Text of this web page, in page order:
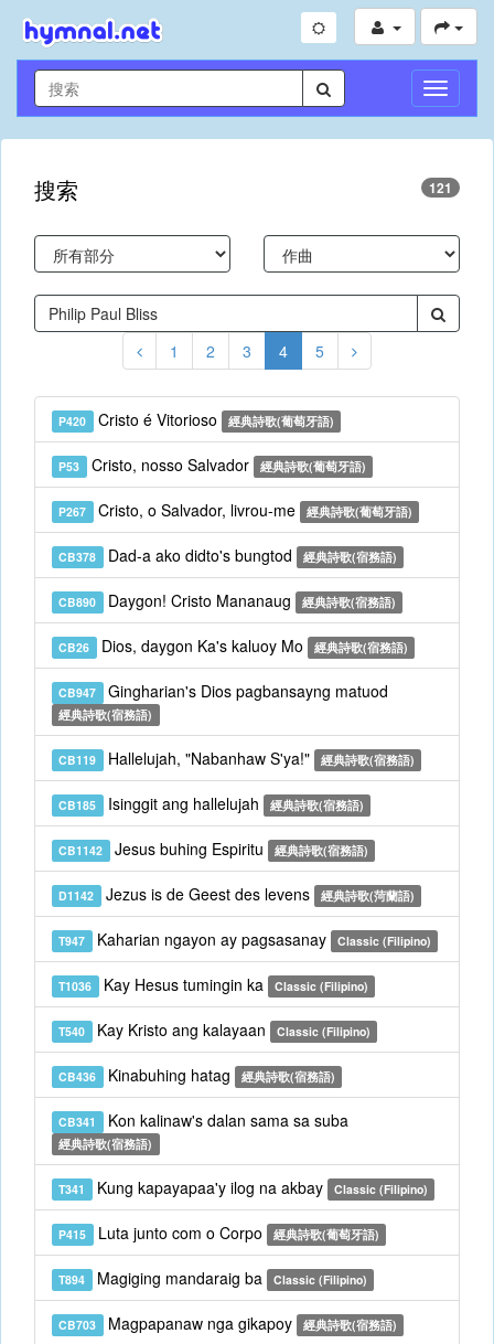
切
換
導
搜索 121
1 2 3 4 5
P420 Cristo é Vitorioso 經典詩歌(葡萄牙語)
P53 Cristo, nosso Salvador 經典詩歌(葡萄牙語)
P267 Cristo, o Salvador, livrou-me 經典詩歌(葡萄牙語)
CB378 Dad-a ako didto's bungtod 經典詩歌(宿務語)
CB890 Daygon! Cristo Mananaug 經典詩歌(宿務語)
CB26 Dios, daygon Ka's kaluoy Mo 經典詩歌(宿務語)
CB947 Gingharian's Dios pagbansayng matuod
經典詩歌(宿務語)
CB119 Hallelujah, "Nabanhaw S'ya!" 經典詩歌(宿務語)
CB185 Isinggit ang hallelujah 經典詩歌(宿務語)
CB1142 Jesus buhing Espiritu 經典詩歌(宿務語)
D1142 Jezus is de Geest des levens 經典詩歌(菏蘭語)
T947 Kaharian ngayon ay pagsasanay Classic (Filipino)
T1036 Kay Hesus tumingin ka Classic (Filipino)
T540 Kay Kristo ang kalayaan Classic (Filipino)
CB436 Kinabuhing hatag 經典詩歌(宿務語)
CB341 Kon kalinaw's dalan sama sa suba
經典詩歌(宿務語)
T341 Kung kapayapaa'y ilog na akbay Classic (Filipino)
P415 Luta junto com o Corpo 經典詩歌(葡萄牙語)
T894 Magiging mandaraig ba Classic (Filipino)
CB703 Magpapanaw nga gikapoy 經典詩歌(宿務語)